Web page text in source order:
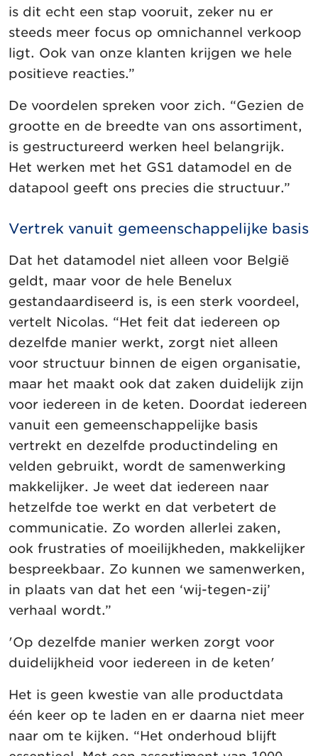
is dit echt een stap vooruit, zeker nu er
steeds meer focus op omnichannel verkoop
ligt. Ook van onze klanten krijgen we hele
positieve reacties.”
De voordelen spreken voor zich. “Gezien de
grootte en de breedte van ons assortiment,
is gestructureerd werken heel belangrijk.
Het werken met het GS1 datamodel en de
datapool geeft ons precies die structuur.”
Vertrek vanuit gemeenschappelijke basis
Dat het datamodel niet alleen voor België
geldt, maar voor de hele Benelux
gestandaardiseerd is, is een sterk voordeel,
vertelt Nicolas. “Het feit dat iedereen op
dezelfde manier werkt, zorgt niet alleen
voor structuur binnen de eigen organisatie,
maar het maakt ook dat zaken duidelijk zijn
voor iedereen in de keten. Doordat iedereen
vanuit een gemeenschappelijke basis
vertrekt en dezelfde productindeling en
velden gebruikt, wordt de samenwerking
makkelijker. Je weet dat iedereen naar
hetzelfde toe werkt en dat verbetert de
communicatie. Zo worden allerlei zaken,
ook frustraties of moeilijkheden, makkelijker
bespreekbaar. Zo kunnen we samenwerken,
in plaats van dat het een ‘wij-tegen-zij’
verhaal wordt.”
'Op dezelfde manier werken zorgt voor
duidelijkheid voor iedereen in de keten'
Het is geen kwestie van alle productdata
één keer op te laden en er daarna niet meer
naar om te kijken. “Het onderhoud blijft